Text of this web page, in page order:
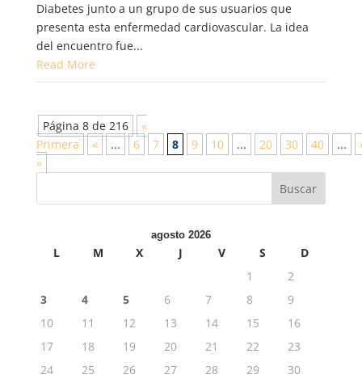
Diabetes junto a un grupo de sus usuarios que
presenta esta enfermedad cardiovascular. La idea
del encuentro fue...
Read More
Página 8 de 216
«
Primera
« ... 6 7 8 9 10 ... 20 30 40 ...
»
agosto 2026
L M X J V S
D
1
2
3
4 5 6 7 8
9
10
11 12 13 14 15
16
17
18 19 20 21 22
23
24
25 26 27 28 29
30